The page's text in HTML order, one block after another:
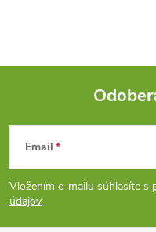
Z
á
p
Email
Vložením e-mailu súhlasíte s
údajov